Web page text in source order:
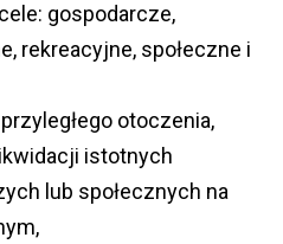
gospodarcze,
rekreacyjne, społeczne i
otoczenia,
istotnych
lub społecznych na